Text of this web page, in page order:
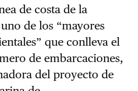
de costa de la
de los “mayores
que conlleva el
de embarcaciones,
del proyecto de